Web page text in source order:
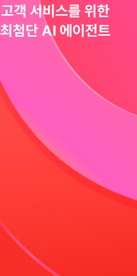
고객 서비스를 위한
최첨단 AI 에이전트